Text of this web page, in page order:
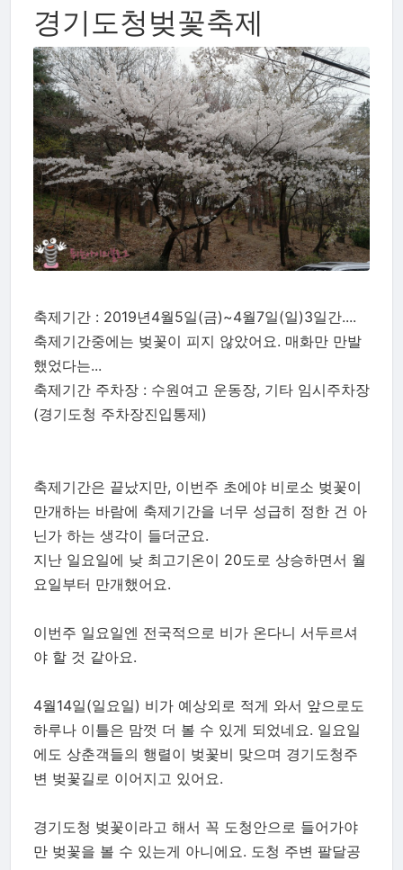
경기도청벚꽃축제
축제기간 : 2019년4월5일(금)~4월7일(일)3일간....
축제기간중에는 벚꽃이 피지 않았어요. 매화만 만발
했었다는...
축제기간 주차장 : 수원여고 운동장, 기타 임시주차장
(경기도청 주차장진입통제)
축제기간은 끝났지만, 이번주 초에야 비로소 벚꽃이
만개하는 바람에 축제기간을 너무 성급히 정한 건 아
닌가 하는 생각이 들더군요.
지난 일요일에 낮 최고기온이 20도로 상승하면서 월
요일부터 만개했어요.
이번주 일요일엔 전국적으로 비가 온다니 서두르셔
야 할 것 같아요.
4월14일(일요일) 비가 예상외로 적게 와서 앞으로도
하루나 이틀은 맘껏 더 볼 수 있게 되었네요. 일요일
에도 상춘객들의 행렬이 벚꽃비 맞으며 경기도청주
변 벚꽃길로 이어지고 있어요.
경기도청 벚꽃이라고 해서 꼭 도청안으로 들어가야
만 벚꽃을 볼 수 있는게 아니에요. 도청 주변 팔달공